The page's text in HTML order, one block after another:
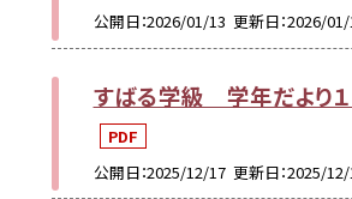
公開日 2026/01/13 更新日 2026/01/
すばる学級 学年だより
PDF
公開日 2025/12/17 更新日 2025/